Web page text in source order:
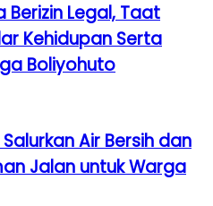
Berizin Legal, Taat
Kehidupan Serta
Boliyohuto
Air Bersih dan
Jalan untuk Warga